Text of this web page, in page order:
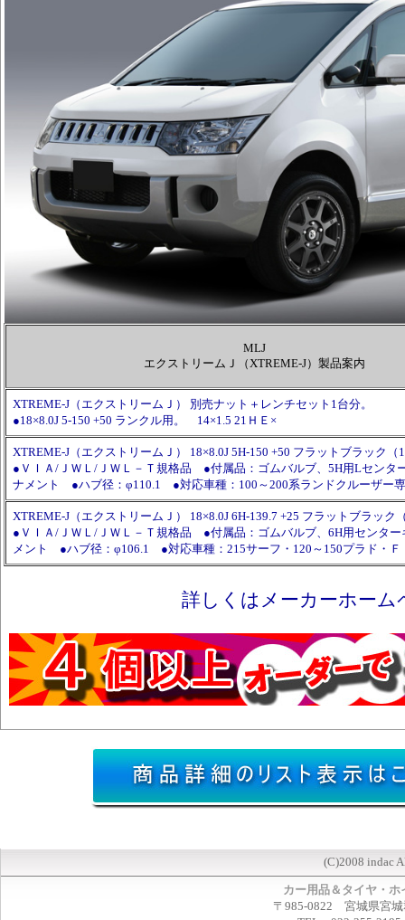
MLJ
エクストリームＪ（XTREME-J）製品案内
XTREME-J（エクストリームＪ） 別売ナット＋レンチセット1台分。
●18×8.0J 5-150 +50 ランクル用。 14×1.5 21ＨＥ×
XTREME-J（エクストリームＪ） 18×8.0J 5H-150 +50 フラットブラック（
●ＶＩＡ/ＪＷＬ/ＪＷＬ－Ｔ規格品 ●付属品：ゴムバルブ、5H用Lセンタ
ナメント ●ハブ径：φ110.1 ●対応車種：100～200系ランドクルーザー
XTREME-J（エクストリームＪ） 18×8.0J 6H-139.7 +25 フラットブラック
●ＶＩＡ/ＪＷＬ/ＪＷＬ－Ｔ規格品 ●付属品：ゴムバルブ、6H用センター
メント ●ハブ径：φ106.1 ●対応車種：215サーフ・120～150プラド・Ｆ
詳しくはメーカーホーム
(C)2008 indac
カー用品＆タイヤ・
〒985-0822 宮城県宮城